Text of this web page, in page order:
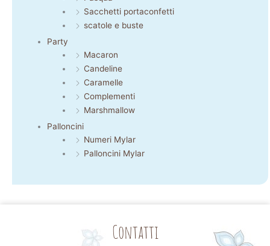
Sacchetti portaconfetti
scatole e buste
Party
Macaron
Candeline
Caramelle
Complementi
Marshmallow
Palloncini
Numeri Mylar
Palloncini Mylar
Contatti